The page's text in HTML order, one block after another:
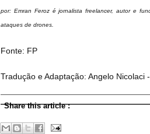
por: Emran Ferozé jornalista freelancer, autor e
ataques de drones.
Fonte: FP
Tradução e Adaptação: Angelo Nicolaci
Share this article: